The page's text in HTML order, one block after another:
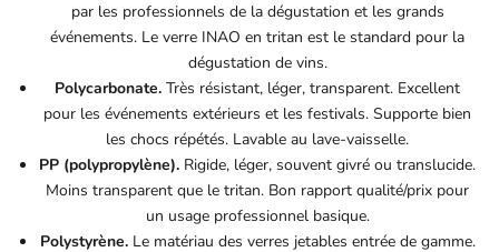
par les professionnels de la dégustation et les grands
événements. Le verre INAO en tritan est le standard pour la
dégustation de vins.
Polycarbonate. Très résistant, léger, transparent. Excellent
pour les événements extérieurs et les festivals. Supporte bien
les chocs répétés. Lavable au lave-vaisselle.
PP (polypropylène). Rigide, léger, souvent givré ou translucide.
Moins transparent que le tritan. Bon rapport qualité/prix pour
un usage professionnel basique.
Polystyrène.Le matériau des verres jetables entrée de gamme.